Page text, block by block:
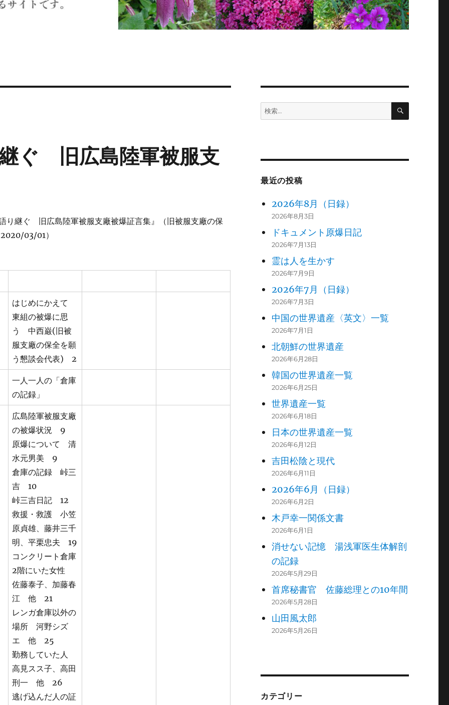
ぐ 旧広島陸軍被服支
り継ぐ 旧広島陸軍被服支廠被爆証言集』（旧被服支廠の保
03/01）
はじめにかえて
東組の被爆に思
う 中西巌(旧被
服支廠の保全を願
う懇談会代表) 2
一人一人の「倉庫
の記録」
広島陸軍被服支廠
の被爆状況 9
原爆について 清
水元男美 9
倉庫の記録 峠三
吉 10
峠三吉日記 12
救援・救護 小笠
原貞雄、藤井三千
明、平栗忠夫 19
コンクリート倉庫
2階にいた女性
佐藤泰子、加藤春
江 他 21
レンガ倉庫以外の
場所 河野シズ
エ 他 25
勤務していた人
高見スス子、高田
刑一 他 26
逃げ込んだ人の証
検
索:
検
最近の投稿
2026年8月（日録）
2026年8月3日
ドキュメント原爆日記
2026年7月13日
霊は人を生かす
2026年7月9日
2026年7月（日録）
2026年7月3日
中国の世界遺産〈英文〉一覧
2026年7月1日
北朝鮮の世界遺産
2026年6月28日
韓国の世界遺産一覧
2026年6月25日
世界遺産一覧
2026年6月18日
日本の世界遺産一覧
2026年6月12日
吉田松陰と現代
2026年6月11日
2026年6月（日録）
2026年6月2日
木戸幸一関係文書
2026年6月1日
消せない記憶 湯浅軍医生体解剖
の記録
2026年5月29日
首席秘書官 佐藤総理との10年間
2026年5月28日
山田風太郎
2026年5月26日
カテゴリー